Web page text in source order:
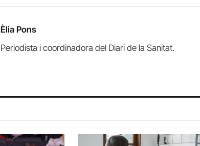
Èlia Pons
Periodista i coordinadora del Diari de la Sanitat.